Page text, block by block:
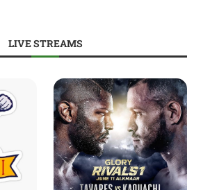
LIVE STREAMS